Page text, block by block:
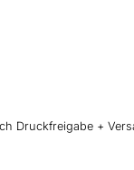
Druckfreigabe +